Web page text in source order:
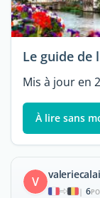
Le guide de
Mis à jour en
À lire sans
V
| 6